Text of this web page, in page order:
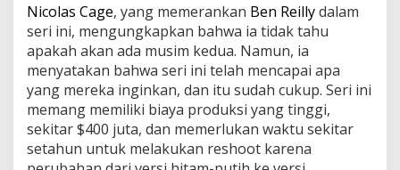
Nicolas Cage, yang memerankan Ben Reillydalam
seri ini, mengungkapkan bahwa ia tidak tahu
apakah akan ada musim kedua. Namun, ia
menyatakan bahwa seri ini telah mencapai apa
yang mereka inginkan, dan itu sudah cukup. Seri ini
memang memiliki biaya produksi yang tinggi,
sekitar $400 juta, dan memerlukan waktu sekitar
setahun untuk melakukan reshoot karena